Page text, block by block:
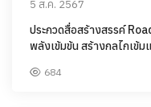
5 ส.ค. 2567
ประกวดสื่อสร้างสรรค์
พลังเข้มข้น สร้างกลไกเข้
684